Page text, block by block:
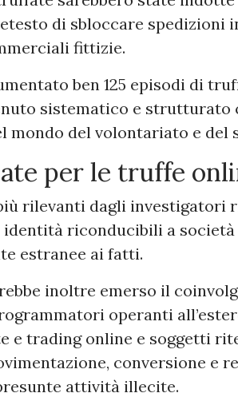
di sbloccare spedizioni
fittizie.
ben 125 episodi di
sistematico e strutturato
mondo del volontariato e del
per le truffe
rilevanti dagli investigatori
riconducibili a
estranee ai fatti.
inoltre emerso il
operanti
e trading online e soggetti
conversione e
attività illecite.